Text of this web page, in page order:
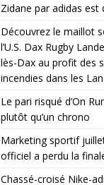
Zidane par adidas
Découvrez le maillot
l’U.S. Dax Rugby
lès-Dax au profit des
incendies dans les
Le pari risqué d’On
plutôt qu’un chrono
Marketing sportif
officiel a perdu la
Chassé-croisé Nike-